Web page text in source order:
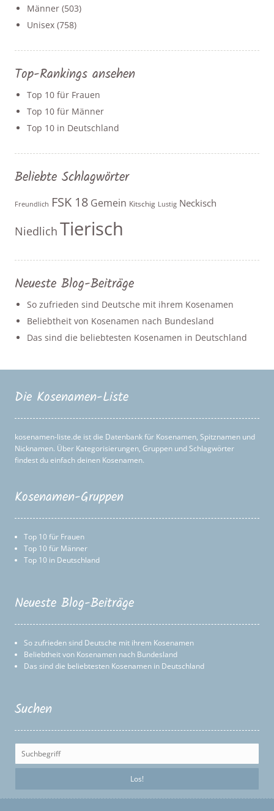
Männer (503)
Unisex (758)
Top-Rankings ansehen
Top 10 für Frauen
Top 10 für Männer
Top 10 in Deutschland
Beliebte Schlagwörter
Freundlich FSK 18 Gemein Kitschig Lustig Neckisch
Niedlich Tierisch
Neueste Blog-Beiträge
So zufrieden sind Deutsche mit ihrem Kosenamen
Beliebtheit von Kosenamen nach Bundesland
Das sind die beliebtesten Kosenamen in Deutschland
Die Kosenamen-Liste
kosenamen-liste.de ist die Datenbank für Kosenamen, Spitznamen und
Nicknamen. Über Kategorisierungen, Gruppen und Schlagwörter
findest du einfach deinen Kosenamen.
Kosenamen-Gruppen
Top 10 für Frauen
Top 10 für Männer
Top 10 in Deutschland
Neueste Blog-Beiträge
So zufrieden sind Deutsche mit ihrem Kosenamen
Beliebtheit von Kosenamen nach Bundesland
Das sind die beliebtesten Kosenamen in Deutschland
Suchen